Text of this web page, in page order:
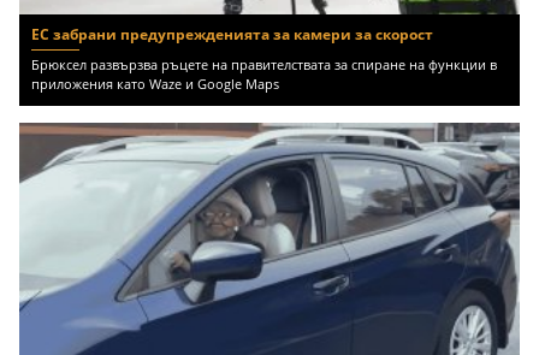
ЕС забрани предупрежденията за камери за скорост
Брюксел развързва ръцете на правителствата за спиране на функции в
приложения като Waze и Google Maps